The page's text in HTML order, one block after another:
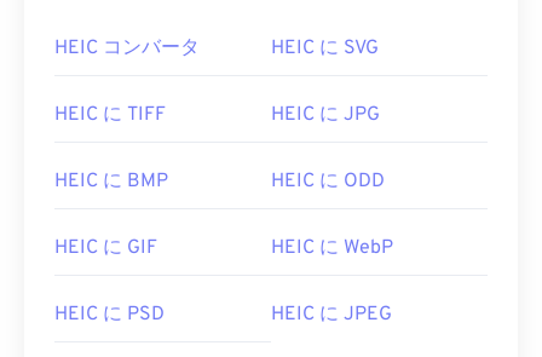
HEIC コンバータ HEIC に SVG
HEIC に TIFF HEIC に JPG
HEIC に BMP HEIC に ODD
HEIC に GIF HEIC に WebP
HEIC に PSD HEIC に JPEG